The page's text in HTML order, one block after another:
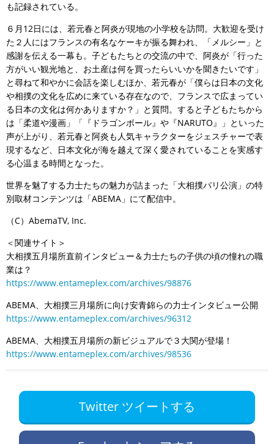
も記録されている。
６月12日には、若元春と阿炎が現地の小学校を訪問。大歓迎を受け
た２人にはフランスの有名なケーキが振る舞われ、「メルシー」と
感謝を伝える一幕も。子どもたちとの交流の中で、阿炎が「行った
方がいい観光地と、お土産は何を買ったらいいかを聞きたいです」
と尋ねて和やかに会話を楽しむほか、若元春が「僕らは日本の文化
や相撲の文化を広めに来ている存在なので、フランスで広まってい
る日本の文化は何かありますか？」と質問。すると子どもたちから
は「柔道や漫画」「『ドラゴンボール』や『NARUTO』」といった
声が上がり、若元春と阿炎も人気キャラクターをジェスチャーで表
現するなど、日本文化が海を越えて深く愛されていることを実感す
る心温まる時間となった。
世界を魅了する力士たちの魅力が詰まった「大相撲パリ公演」の特
別取材コンテンツは「ABEMA」にて配信中。
（C）AbemaTV, Inc.
＜関連サイト＞
大相撲五月場所直前インタビュー＆力士たちの子供の頃の憧れの職
業は？
https://www.entameplex.com/archives/98876
ABEMA、大相撲三月場所に向け安青錦らの力士インタビュー公開
https://www.entameplex.com/archives/96312
ABEMA、大相撲五月場所の新ビジュアルで３大関が登場！
https://www.entameplex.com/archives/98536
Twitter ツイートする